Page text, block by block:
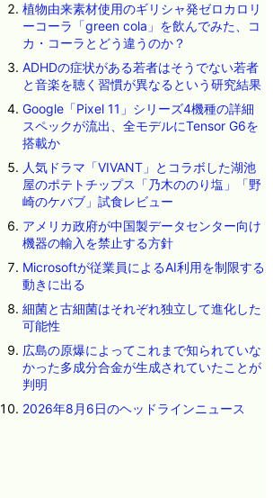
植物由来素材使用のギリシャ発ゼロカロリ
ーコーラ「green cola」を飲んでみた、コ
カ・コーラとどう違うのか？
ADHDの症状がある若者はそうでない若者
と音楽を聴く習慣が異なるという研究結果
Google「Pixel 11」シリーズ4機種の詳細
スペックが流出、全モデルにTensor G6を
搭載か
人気ドラマ「VIVANT」とコラボした湖池
屋のポテトチップス「乃木ののり塩」「野
崎のケバブ」試食レビュー
アメリカ政府が中国製データセンター向け
機器の輸入を禁止する方針
Microsoftが従業員によるAI利用を制限する
動きに出る
細菌と古細菌はそれぞれ独立して進化した
可能性
広島の原爆によってこれまで知られていな
かった多成分合金が生成されていたことが
判明
2026年8月6日のヘッドラインニュース